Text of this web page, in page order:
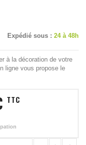
Expédié sous : 24 à 48h
à la décoration de votre
ligne vous propose le
TTC